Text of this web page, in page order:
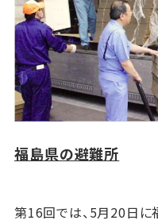
福島県の避難所
第16回では、5月20日に